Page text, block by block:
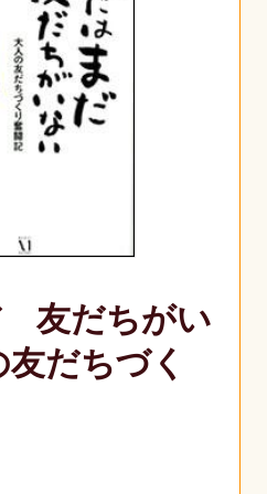
友だちがい
だちづく